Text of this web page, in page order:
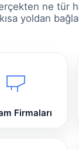
ne tür
yoldan
Firmaları